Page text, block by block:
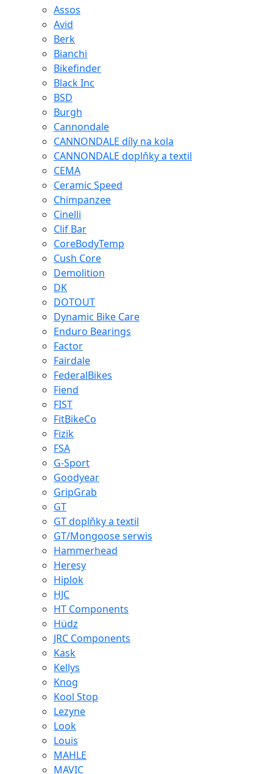
Assos
Avid
Berk
Bianchi
Bikefinder
Black Inc
BSD
Burgh
Cannondale
CANNONDALE díly na kola
CANNONDALE doplňky a textil
CEMA
Ceramic Speed
Chimpanzee
Cinelli
Clif Bar
CoreBodyTemp
Cush Core
Demolition
DK
DOTOUT
Dynamic Bike Care
Enduro Bearings
Factor
Fairdale
FederalBikes
Fiend
FIST
FitBikeCo
Fizik
FSA
G-Sport
Goodyear
GripGrab
GT
GT doplňky a textil
GT/Mongoose serwis
Hammerhead
Heresy
Hiplok
HJC
HT Components
Hüdz
JRC Components
Kask
Kellys
Knog
Kool Stop
Lezyne
Look
Louis
MAHLE
MAVIC